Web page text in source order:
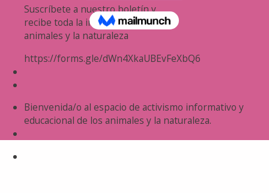
Suscríbete a nuestro boletín y
recibe toda la información de los
animales y la naturaleza
https://forms.gle/dWn4XkaUBEvFeXbQ6
Bienvenida/o al espacio de activismo informativo y
educacional de los animales y la naturaleza.